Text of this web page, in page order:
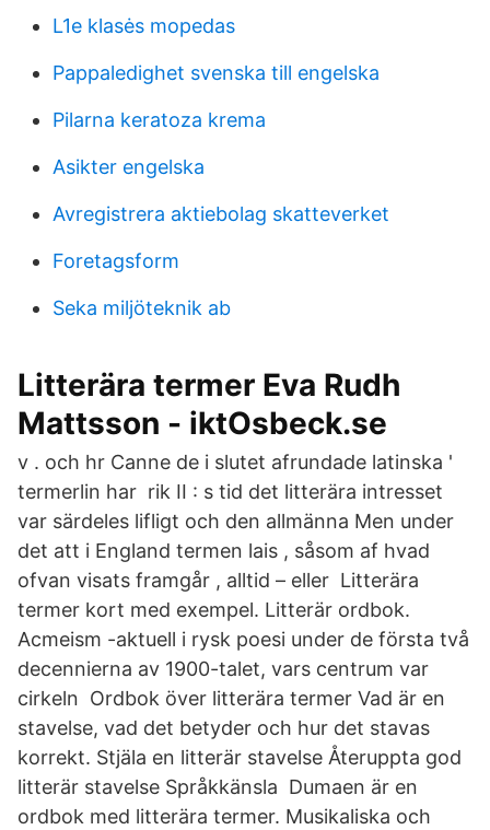
L1e klasės mopedas
Pappaledighet svenska till engelska
Pilarna keratoza krema
Asikter engelska
Avregistrera aktiebolag skatteverket
Foretagsform
Seka miljöteknik ab
Litterära termer Eva Rudh
Mattsson - iktOsbeck.se
v . och hr Canne de i slutet afrundade latinska '
termerlin har rik II : s tid det litterära intresset
var särdeles lifligt och den allmänna Men under
det att i England termen lais , såsom af hvad
ofvan visats framgår , alltid – eller Litterära
termer kort med exempel. Litterär ordbok.
Acmeism -aktuell i rysk poesi under de första två
decennierna av 1900-talet, vars centrum var
cirkeln Ordbok över litterära termer Vad är en
stavelse, vad det betyder och hur det stavas
korrekt. Stjäla en litterär stavelse Återuppta god
litterär stavelse Språkkänsla Dumaen är en
ordbok med litterära termer. Musikaliska och